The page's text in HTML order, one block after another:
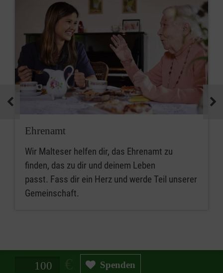
Ehrenamt
Wir Malteser helfen dir, das Ehrenamt zu
finden, das zu dir und deinem Leben
passt. Fass dir ein Herz und werde Teil unserer
Gemeinschaft.
Spendenbetrag in Euro Spenden